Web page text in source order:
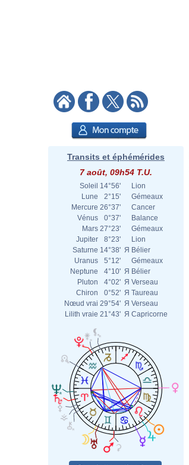
Transits et éphémérides
7 août, 09h54 T.U.
Soleil 14°56'
Lion
Lune
2°15'
Gémeaux
Mercure 26°37'
Cancer
Vénus
0°37'
Balance
Mars 27°23'
Gémeaux
Jupiter
8°23'
Lion
Saturne 14°38' Я Bélier
Uranus
5°12'
Gémeaux
Neptune
4°10' Я Bélier
Pluton
4°02' Я Verseau
Chiron
0°52' Я Taureau
Nœud vrai 29°54' Я Verseau
Lilith vraie 21°43' Я Capricorne